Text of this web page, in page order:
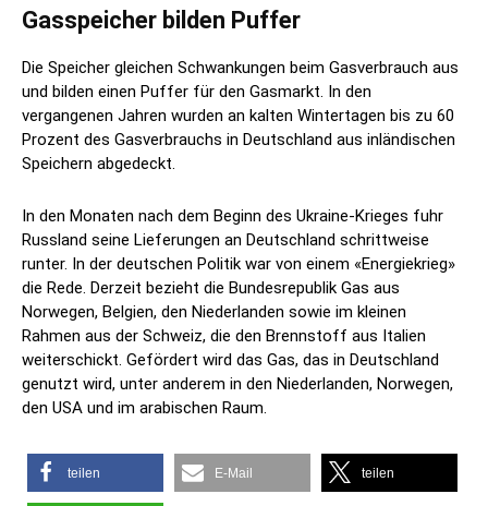
Gasspeicher bilden Puffer
Die Speicher gleichen Schwankungen beim Gasverbrauch aus
und bilden einen Puffer für den Gasmarkt. In den
vergangenen Jahren wurden an kalten Wintertagen bis zu 60
Prozent des Gasverbrauchs in Deutschland aus inländischen
Speichern abgedeckt.
In den Monaten nach dem Beginn des Ukraine-Krieges fuhr
Russland seine Lieferungen an Deutschland schrittweise
runter. In der deutschen Politik war von einem «Energiekrieg»
die Rede. Derzeit bezieht die Bundesrepublik Gas aus
Norwegen, Belgien, den Niederlanden sowie im kleinen
Rahmen aus der Schweiz, die den Brennstoff aus Italien
weiterschickt. Gefördert wird das Gas, das in Deutschland
genutzt wird, unter anderem in den Niederlanden, Norwegen,
den USA und im arabischen Raum.
teilen E-Mail teilen